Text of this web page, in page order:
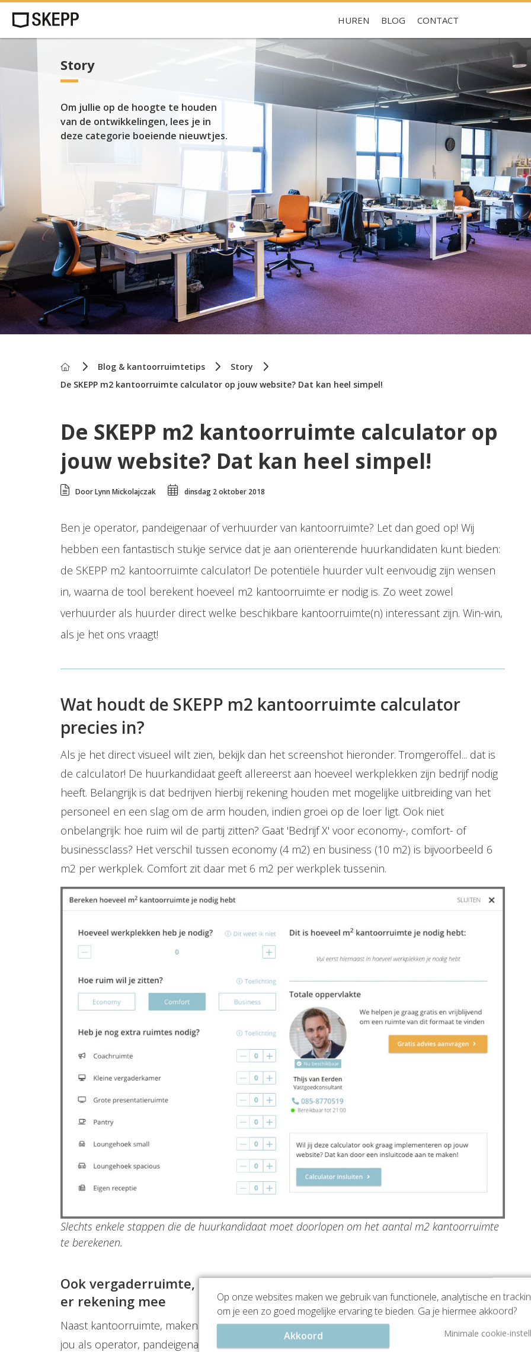
HUREN BLOG CONTACT
Je hebt nog geen favorieten
Story
Om jullie op de hoogte te houden
van de ontwikkelingen, lees je in
deze categorie boeiende nieuwtjes.
Home Blog & kantoorruimtetips
Story
De SKEPP m2 kantoorruimte calculator op jouw website? Dat kan heel simpel!
De SKEPP m2 kantoorruimte calculator op
jouw website? Dat kan heel simpel!
Door Lynn Mickolajczak dinsdag 2 oktober 2018
Ben je operator, pandeigenaar of verhuurder van kantoorruimte? Let dan goed op! Wij
hebben een fantastisch stukje service dat je aan oriënterende huurkandidaten kunt bieden:
de SKEPP m2 kantoorruimte calculator! De potentiële huurder vult eenvoudig zijn wensen
in, waarna de tool berekent hoeveel m2 kantoorruimte er nodig is. Zo weet zowel
verhuurder als huurder direct welke beschikbare kantoorruimte(n) interessant zijn. Win-win,
als je het ons vraagt!
Wat houdt de SKEPP m2 kantoorruimte calculator
precies in?
Als je het direct visueel wilt zien, bekijk dan het screenshot hieronder. Tromgeroffel... dat is
de calculator! De huurkandidaat geeft allereerst aan hoeveel werkplekken zijn bedrijf nodig
heeft. Belangrijk is dat bedrijven hierbij rekening houden met mogelijke uitbreiding van het
personeel en een slag om de arm houden, indien groei op de loer ligt. Ook niet
onbelangrijk: hoe ruim wil de partij zitten? Gaat 'Bedrijf X' voor economy-, comfort- of
businessclass? Het verschil tussen economy (4 m2) en business (10 m2) is bijvoorbeeld 6
m2 per werkplek. Comfort zit daar met 6 m2 per werkplek tussenin.
Slechts enkele stappen die de huurkandidaat moet doorlopen om het aantal m2 kantoorruimte
te berekenen.
Ook vergaderruimte, loungeruimte en receptie? De calculator houdt
er rekening mee
Naast kantoorruimte, maken bedrijven graag gebruik van extra ruimten. Iets dat bekend is bij
jou als operator, pandeigenaar of verhuurder. Denk hierbij aan een vergaderruimte, een
Op onze websites maken we gebruik van functionele, analytische en
om je een zo goed mogelijke ervaring te bieden. Ga je hiermee akkoord?
Akkoord
Minimale cookie-